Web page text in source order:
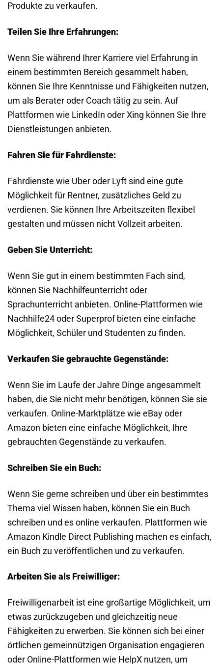
Produkte zu verkaufen.
Teilen Sie Ihre Erfahrungen:
Wenn Sie während Ihrer Karriere viel Erfahrung in
einem bestimmten Bereich gesammelt haben,
können Sie Ihre Kenntnisse und Fähigkeiten nutzen,
um als Berater oder Coach tätig zu sein. Auf
Plattformen wie LinkedIn oder Xing können Sie Ihre
Dienstleistungen anbieten.
Fahren Sie für Fahrdienste:
Fahrdienste wie Uber oder Lyft sind eine gute
Möglichkeit für Rentner, zusätzliches Geld zu
verdienen. Sie können Ihre Arbeitszeiten flexibel
gestalten und müssen nicht Vollzeit arbeiten.
Geben Sie Unterricht:
Wenn Sie gut in einem bestimmten Fach sind,
können Sie Nachhilfeunterricht oder
Sprachunterricht anbieten. Online-Plattformen wie
Nachhilfe24 oder Superprof bieten eine einfache
Möglichkeit, Schüler und Studenten zu finden.
Verkaufen Sie gebrauchte Gegenstände:
Wenn Sie im Laufe der Jahre Dinge angesammelt
haben, die Sie nicht mehr benötigen, können Sie sie
verkaufen. Online-Marktplätze wie eBay oder
Amazon bieten eine einfache Möglichkeit, Ihre
gebrauchten Gegenstände zu verkaufen.
Schreiben Sie ein Buch:
Wenn Sie gerne schreiben und über ein bestimmtes
Thema viel Wissen haben, können Sie ein Buch
schreiben und es online verkaufen. Plattformen wie
Amazon Kindle Direct Publishing machen es einfach,
ein Buch zu veröffentlichen und zu verkaufen.
Arbeiten Sie als Freiwilliger:
Freiwilligenarbeit ist eine großartige Möglichkeit, um
etwas zurückzugeben und gleichzeitig neue
Fähigkeiten zu erwerben. Sie können sich bei einer
örtlichen gemeinnützigen Organisation engagieren
oder Online-Plattformen wie HelpX nutzen, um